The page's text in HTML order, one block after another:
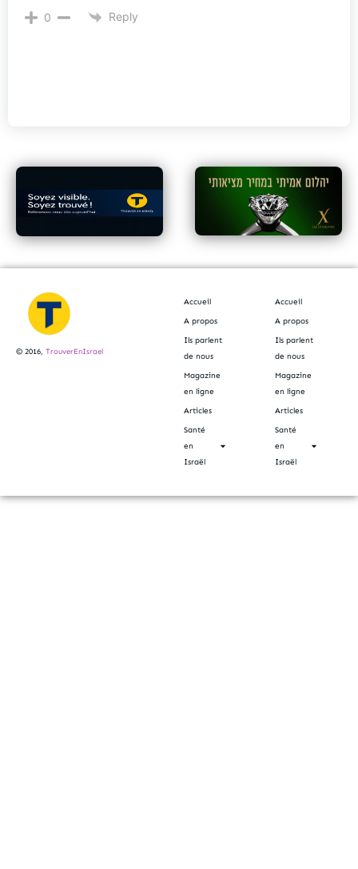
0 Reply
© 2016, TrouverEnIsrael
Accueil
A propos
Ils parlent
de nous
Magazine
en ligne
Articles
Santé
en
Israël
Accueil
A propos
Ils parlent
de nous
Magazine
en ligne
Articles
Santé
en
Israël